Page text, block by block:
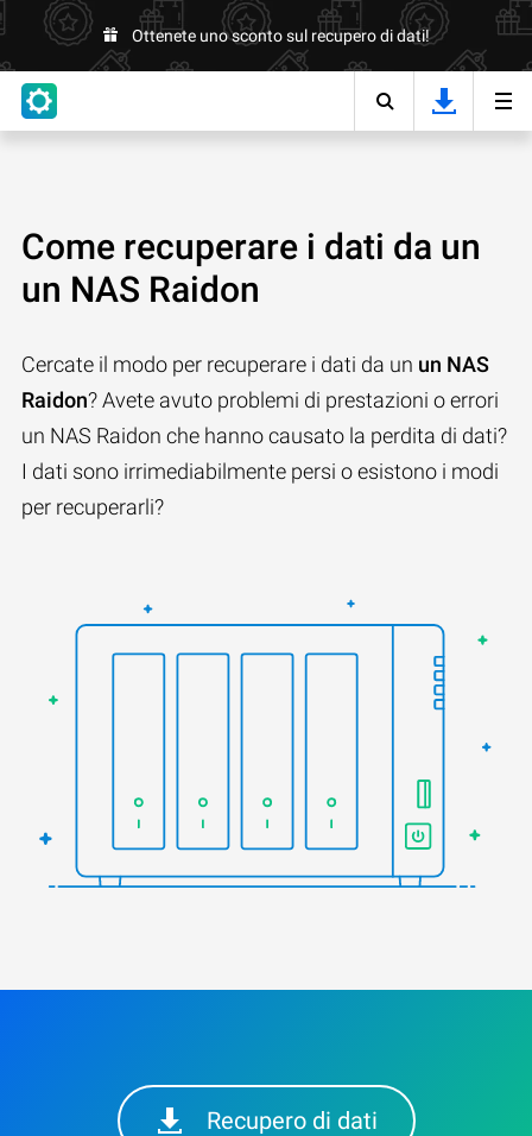
Ottenete uno sconto sul recupero di dati!
Come recuperare i dati da un
un NAS Raidon
Cercate il modo per recuperare i dati da un un NAS
Raidon? Avete avuto problemi di prestazioni o errori
un NAS Raidon che hanno causato la perdita di dati?
I dati sono irrimediabilmente persi o esistono i modi
per recuperarli?
Recupero di dati